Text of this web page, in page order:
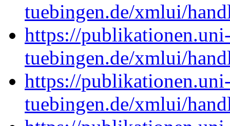
tuebingen.de/xmlui/
https://
tuebingen.de/xmlui/
https://
tuebingen.de/xmlui/